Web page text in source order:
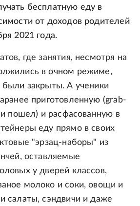
бесплатную еду в
от доходов родителей
2021 года.
где занятия, несмотря на
в очном режиме,
закрыты. А ученики
приготовленную (grab-
пошел) и расфасованную в
еду прямо в своих
"эрзац-наборы" из
оставляемые
у дверей классов,
молоко и соки, овощи и
салаты, сэндвичи и даже